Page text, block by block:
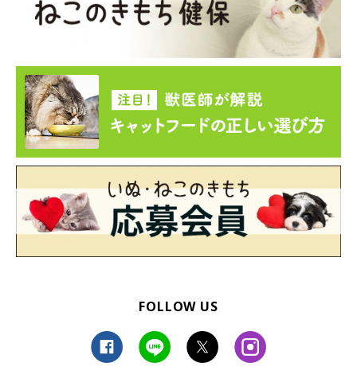
FOLLOW US